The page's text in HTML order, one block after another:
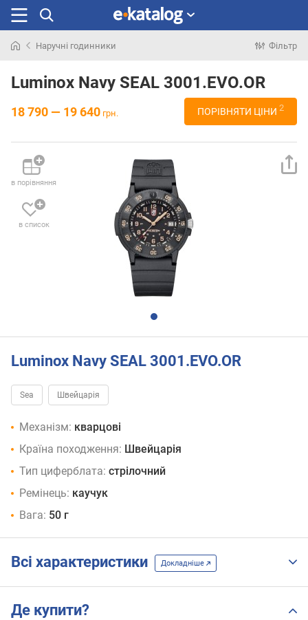
раніше
Наручні годинники Фільтр
Luminox Navy SEAL 3001.EVO.OR
18 790 — 19 640 грн. ПОРІВНЯТИ ЦІНИ 2
в порівняння
в список
Luminox Navy SEAL 3001.EVO.OR
Sea Швейцарія
Механізм: кварцові
Країна походження: Швейцарія
Тип циферблата: стрілочний
Ремінець: каучук
Вага: 50 г
Всі характеристики Докладніше
Де купити?